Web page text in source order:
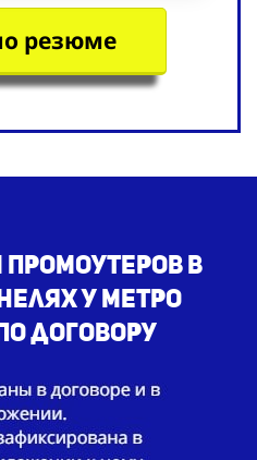
резюме
в
у метро
договору